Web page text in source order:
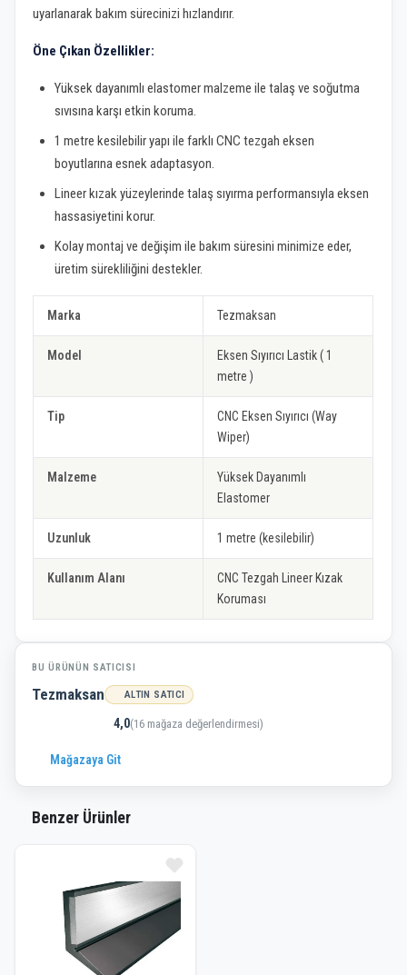
uyarlanarak bakım sürecinizi hızlandırır.
Öne Çıkan Özellikler:
Yüksek dayanımlı elastomer malzeme ile talaş ve soğutma
sıvısına karşı etkin koruma.
1 metre kesilebilir yapı ile farklı CNC tezgah eksen
boyutlarına esnek adaptasyon.
Lineer kızak yüzeylerinde talaş sıyırma performansıyla eksen
hassasiyetini korur.
Kolay montaj ve değişim ile bakım süresini minimize eder,
üretim sürekliliğini destekler.
Marka Tezmaksan
Model
Eksen Sıyırıcı Lastik ( 1
metre )
Tip
CNC Eksen Sıyırıcı (Way
Wiper)
Malzeme
Yüksek Dayanımlı
Elastomer
Uzunluk 1 metre (kesilebilir)
Kullanım Alanı
CNC Tezgah Lineer Kızak
Koruması
BU ÜRÜNÜN SATICISI
Tezmaksan ALTIN SATICI
4,0(16 mağaza değerlendirmesi)
Mağazaya Git
Benzer Ürünler